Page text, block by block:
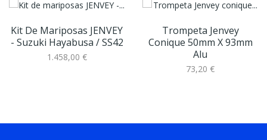
Kit De Mariposas JENVEY
- Suzuki Hayabusa / SS42
1.458,00 €
Trompeta Jenvey
Conique 50mm X 93mm
Alu
73,20 €